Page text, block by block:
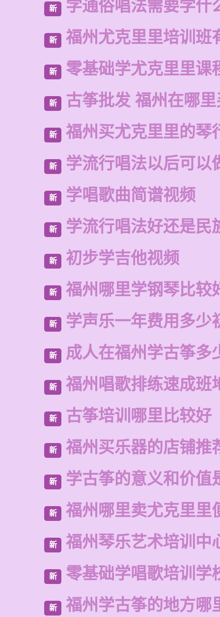
新 学通俗唱法需要学什
新 福州尤克里里培训班
新 零基础学尤克里里课
新 古筝批发 福州在哪
新 福州买尤克里里的琴
新 学流行唱法以后可以
新 学唱歌曲简谱视频
新 学流行唱法好还是民
新 初步学吉他视频
新 福州哪里学钢琴比较
新 学声乐一年费用多少
新 成人在福州学古筝多
新 福州唱歌排练速成班
新 古筝培训哪里比较好
新 福州买乐器的店铺推
新 学古筝的意义和价值
新 福州哪里卖尤克里里
新 福州琴乐艺术培训中
新 零基础学唱歌培训学
新 福州学古筝的地方哪